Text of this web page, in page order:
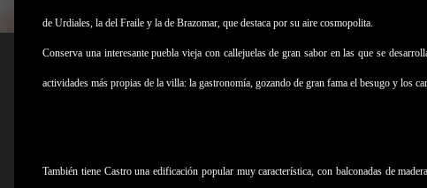
de Urdiales, la del Fraile y la de Brazomar, que destaca por su aire cosmopolita.
Conserva una interesante puebla vieja con callejuelas de gran sabor en las que se
actividades más propias de la villa: la gastronomía, gozando de gran fama el besugo y los
También tiene Castro una edificación popular muy característica, con balconadas de